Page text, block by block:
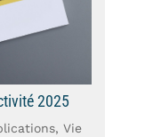
2025
, Vie